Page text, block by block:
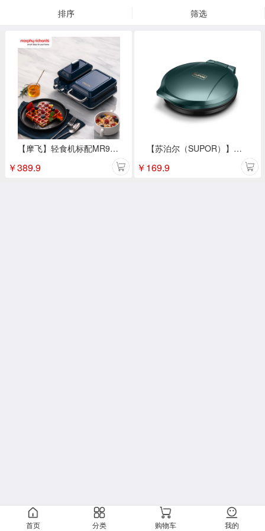
排序 筛选
【摩飞】轻食机标配MR9086（颜色随机）
￥389.9
【苏泊尔（SUPOR）】煎烤机30CM JJ30A248
￥169.9
首页 分类 购物车 我的